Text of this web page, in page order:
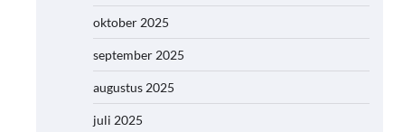
oktober 2025
september 2025
augustus 2025
juli 2025